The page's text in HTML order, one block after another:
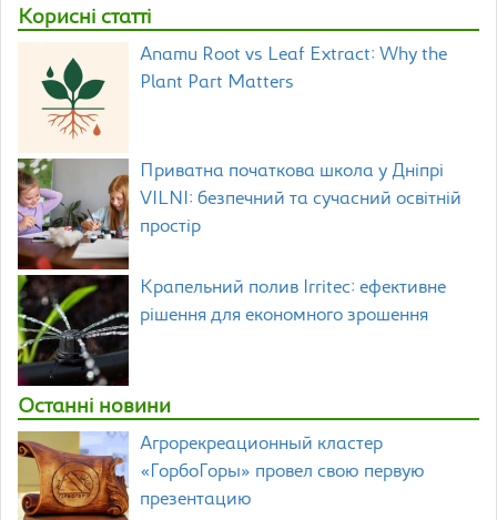
Корисні статті
Anamu Root vs Leaf Extract: Why the
Plant Part Matters
Приватна початкова школа у Дніпрі
VILNI: безпечний та сучасний освітній
простір
Крапельний полив Irritec: ефективне
рішення для економного зрошення
Останні новини
Агрорекреационный кластер
«ГорбоГоры» провел свою первую
презентацию